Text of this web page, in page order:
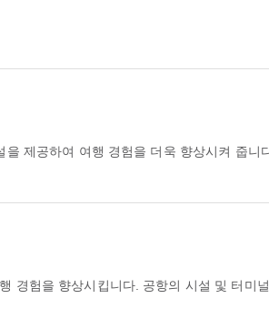
제공하여 여행 경험을 더욱 향상시켜 줍니
경험을 향상시킵니다. 공항의 시설 및 터미